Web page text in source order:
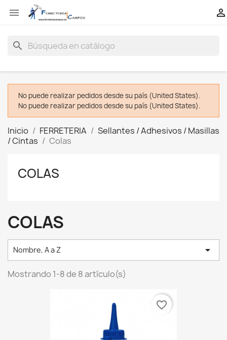
 
search
No puede realizar pedidos desde su país (United States).
No puede realizar pedidos desde su país (United States).
Inicio FERRETERIA
Sellantes / Adhesivos / Masillas
/ Cintas
Colas
COLAS
COLAS
Nombre, A a Z 
Mostrando 1-8 de 8 artículo(s)
favorite_border